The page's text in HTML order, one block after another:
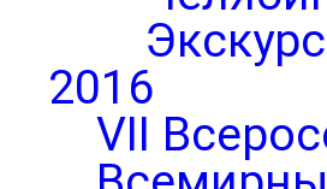
2016
VII